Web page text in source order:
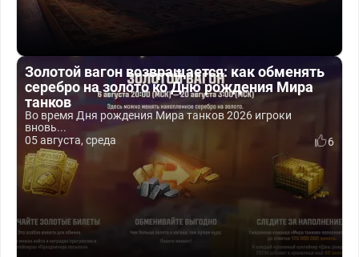
Золотой вагон возвращается: как обменять
серебро на золото ко Дню рождения Мира
танков
Во время Дня рождения Мира танков 2026 игроки
вновь...
05 августа, среда
6